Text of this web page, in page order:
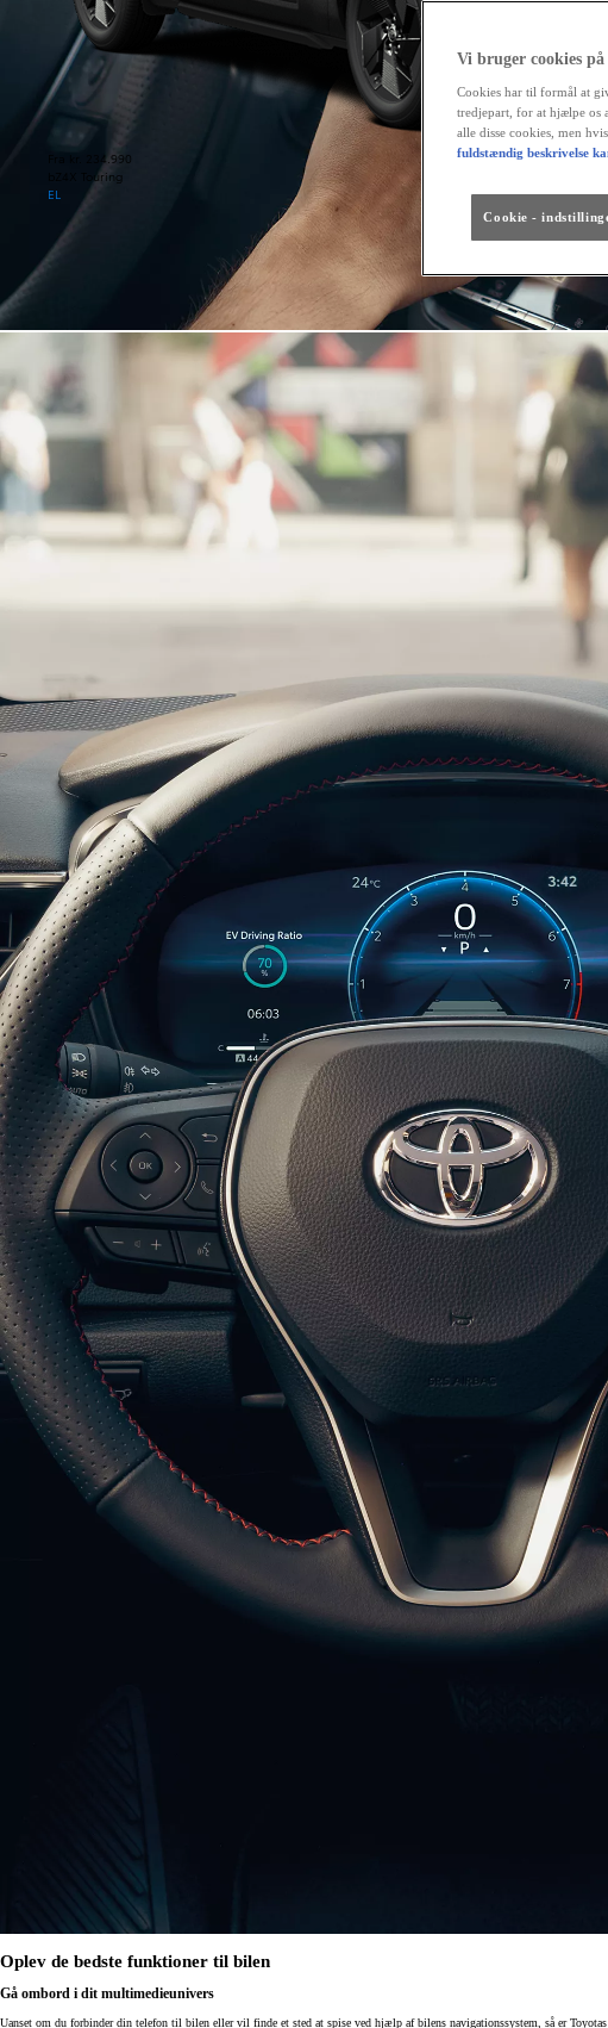
Fra kr. 234.990
bZ4X Touring
EL
Fra kr. 349.990
Oplev de bedste funktioner til bilen
Gå ombord i dit multimedieunivers
Uanset om du forbinder din telefon til bilen eller vil finde et sted at spise ved hjælp af bilens navigationssystem, så er
Vi bruger cookies
Cookies har til formål at
tredjepart, for at hjælpe os
alle disse cookies, men
fuldstændig beskrivelse
Cookie -